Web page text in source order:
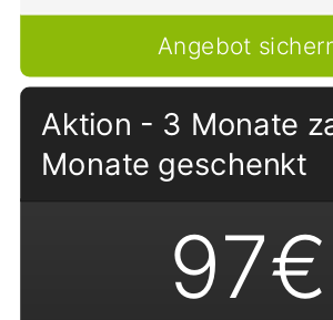
Angebot
Aktion - 3 Monate
Monate geschenkt
97€